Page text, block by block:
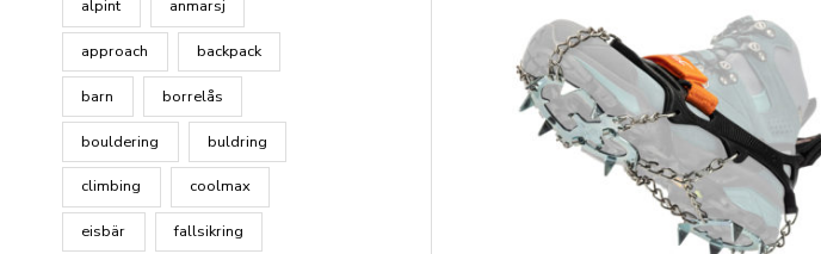
alpint anmarsj
approach backpack
barn borrelås
bouldering buldring
climbing coolmax
eisbär fallsikring